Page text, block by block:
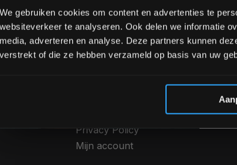
We gebruiken cookies om content en advertenties te
websiteverkeer te analyseren. Ook delen we informatie
media, adverteren en analyse. Deze partners kunnen
verstrekt of die ze hebben verzameld op basis van uw
Achteraf betalen & Overige
betaalmethoden
Privacy Policy
Mijn account